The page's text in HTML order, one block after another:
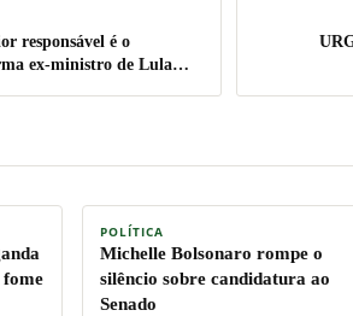
responsável é o
ex-ministro de Lula
fome
POLÍTICA
Michelle Bolsonaro rompe o
silêncio sobre candidatura ao
Senado